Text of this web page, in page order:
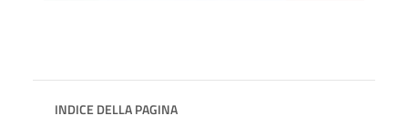
INDICE DELLA PAGINA